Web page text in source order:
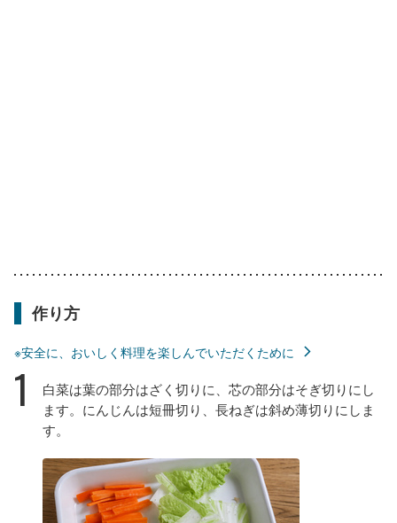
作り方
※安全に、おいしく料理を楽しんでいただくために
1
白菜は葉の部分はざく切りに、芯の部分はそぎ切りにし
ます。にんじんは短冊切り、長ねぎは斜め薄切りにしま
す。